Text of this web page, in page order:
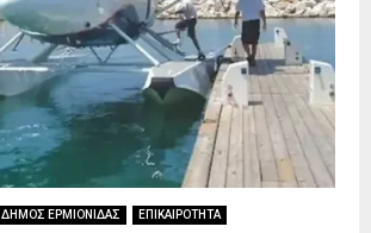
ΔΗΜΟΣ ΕΡΜΙΟΝΙΔΑΣ ΕΠΙΚΑΙΡΟΤΗΤΑ